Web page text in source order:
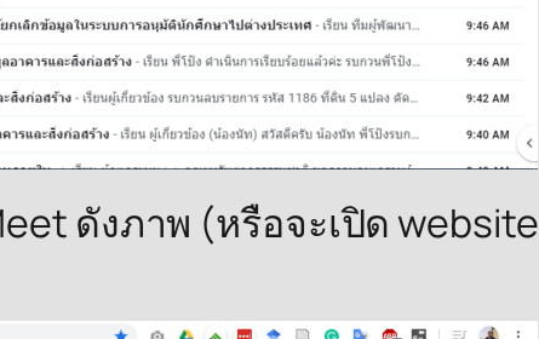
ดังภาพ (หรือจะเปิด website